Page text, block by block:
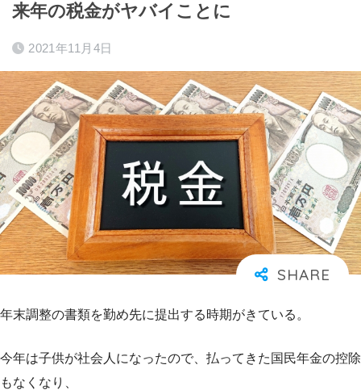
来年の税金がヤバイことに
2021年11月4日
年末調整の書類を勤め先に提出する時期がきている。
今年は子供が社会人になったので、払ってきた国民年金の控除
もなくなり、